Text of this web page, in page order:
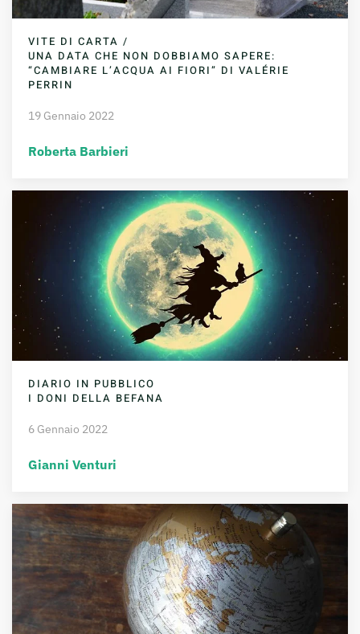
VITE DI CARTA /
UNA DATA CHE NON DOBBIAMO SAPERE:
“CAMBIARE L’ACQUA AI FIORI” DI VALÉRIE
PERRIN
19 Gennaio 2022
Roberta Barbieri
DIARIO IN PUBBLICO
I DONI DELLA BEFANA
6 Gennaio 2022
Gianni Venturi